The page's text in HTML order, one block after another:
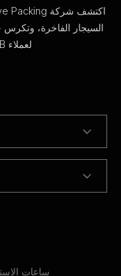
السيجار الفاخرة، وتكرس
لعملاء B2B في جميع أنحاء العالم.
ساعات